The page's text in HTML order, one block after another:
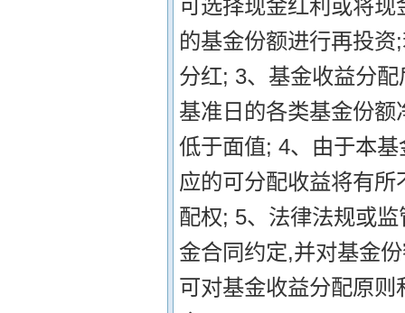
可选择现金红利或将
的基金份额进行再投
分红; 3、基金收益分
基准日的各类基金份
低于面值; 4、由于本
应的可分配收益将有
配权; 5、法律法规或
金合同约定,并对基金
可对基金收益分配原